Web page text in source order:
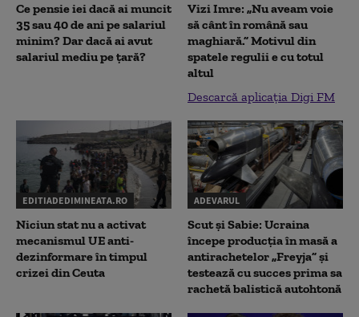
Ce pensie iei dacă ai muncit
35 sau 40 de ani pe salariul
minim? Dar dacă ai avut
salariul mediu pe țară?
Vizi Imre: „Nu aveam voie
să cânt în română sau
maghiară.” Motivul din
spatele regulii e cu totul
altul
Descarcă aplicația Digi FM
EDITIADEDIMINEATA.RO
Niciun stat nu a activat
mecanismul UE anti-
dezinformare în timpul
crizei din Ceuta
ADEVARUL
Scut și Sabie: Ucraina
începe producția în masă a
antirachetelor „Freyja” și
testează cu succes prima sa
rachetă balistică autohtonă